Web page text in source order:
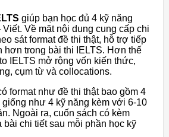
giúp bạn học đủ 4 kỹ năng
Về mặt nội dung cung cấp chi
sát format đề thi thật, hỗ trợ tiếp
hơn trong bài thi IELTS. Hơn thế
IELTS mở rộng vốn kiến thức,
cụm từ và collocations.
format như đề thi thật bao gồm 4
giống như 4 kỹ năng kèm với 6-10
Ngoài ra, cuốn sách có kèm
chi tiết sau mỗi phần học kỹ